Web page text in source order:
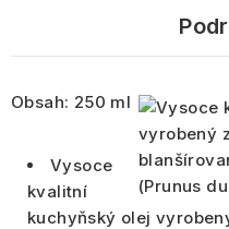
Obsah: 250 ml
Vysoce
kvalitní
kuchyňský olej